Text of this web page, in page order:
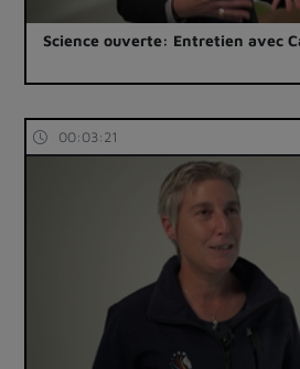
Science ouverte: Entretien avec
00:03:21